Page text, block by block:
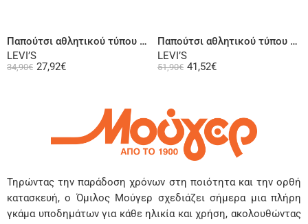
Παπούτσι αθλητικού τύπου ροζ
LEVI’S
34,90€ 27,92€
Παπούτσι αθλητικού τύπου τζην
LEVI’S
51,90€ 41,52€
Τηρώντας την παράδοση χρόνων στη ποιότητα και την ορθή
κατασκευή, ο Όμιλος Μούγερ σχεδιάζει σήμερα μια πλήρη
γκάμα υποδημάτων για κάθε ηλικία και χρήση, ακολουθώντας